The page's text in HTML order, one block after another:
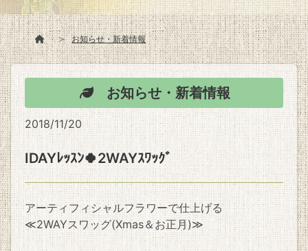
お知らせ・新着情報
お知らせ・新着情報
2018/11/20
IDAYﾚｯｽﾝ🍀2WAYｽﾜｯｸﾞ
アーティフィシャルフラワーで仕上げる
≪2WAYスワッグ(Xmas＆お正月)≫